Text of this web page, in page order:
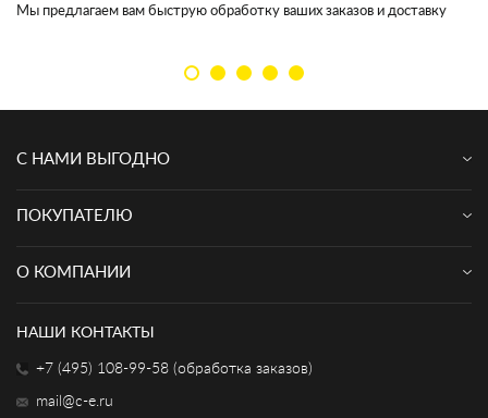
Мы предлагаем вам быструю обработку ваших заказов и доставку
С НАМИ ВЫГОДНО
ПОКУПАТЕЛЮ
О КОМПАНИИ
НАШИ КОНТАКТЫ
+7 (495) 108-99-58 (обработка заказов)
mail@c-e.ru